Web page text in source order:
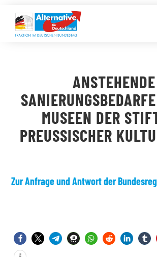
Inhalt
springen
LANDESGRUPPEN
VERANSTALTUNGEN
ANSTEHENDE
MUSEEN DER
PREUSSISCHER
Zur Anfrage und Antwort der